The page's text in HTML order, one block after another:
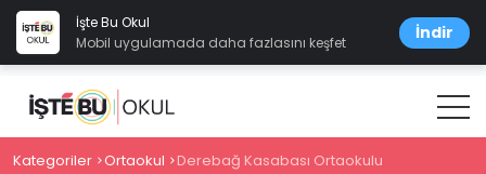
İşte Bu Okul
Mobil uygulamada daha fazlasını keşfet
İndir
Kategoriler Ortaokul Derebağ Kasabası Ortaokulu